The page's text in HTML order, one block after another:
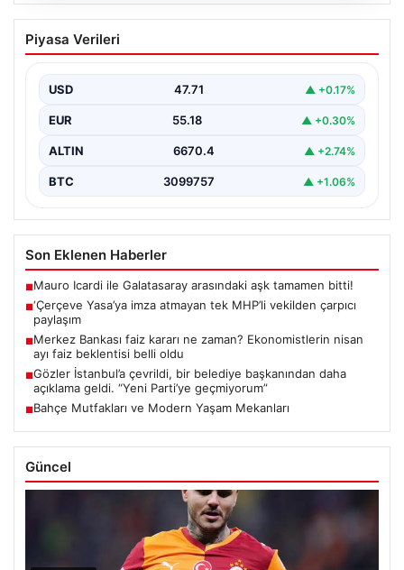
‘Çerçeve Yasa’ya imza atmayan tek
MHP’li vekilden çarpıcı paylaşım
Piyasa Verileri
USD 47.71 ▲ +0.17%
EUR 55.18 ▲ +0.30%
ALTIN 6670.4 ▲ +2.74%
BTC 3099757 ▲ +1.06%
Son Eklenen Haberler
■Mauro Icardi ile Galatasaray arasındaki aşk tamamen bitti!
■‘Çerçeve Yasa’ya imza atmayan tek MHP’li vekilden çarpıcı
paylaşım
■Merkez Bankası faiz kararı ne zaman? Ekonomistlerin nisan
ayı faiz beklentisi belli oldu
■Gözler İstanbul’a çevrildi, bir belediye başkanından daha
açıklama geldi. “Yeni Parti’ye geçmiyorum”
■Bahçe Mutfakları ve Modern Yaşam Mekanları
Güncel